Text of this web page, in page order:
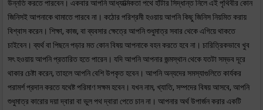
উন্নতি করতে পারবেন। একবার আপনি আধ্যাত্মিকতা পথে হাঁটার সিদ্ধান্ত নিলে এই পৃথিবীর কোন
জিনিসই আপনাকে থামাতে পারবে না। কঠোর পরিশ্রমী হওয়ায় আপনি কিছু জিনিস নিয়মিত করায়
বিশ্বাস করেন। শিক্ষা, কাজ, বা ব্যবসার ক্ষেত্রে আপনি শুধুমাত্র সবার থেকে এগিয়ে থাকতে
চাইবেন। ব্যর্থ বা পিছনে পড়ার মত কোন বিষয় আপনাকে বহন করতে হবে না। চারিত্রিকভাবে খুব
সৎ হওয়ায় আপনি প্রতারিত হতে পারেন। যদি আপনি আপনার জন্মস্থান থেকে যতটা সম্ভব দূরে
থাকার চেষ্টা করেন, তাহলে আপনি বেশি উপকৃত হবেন। আপনি অন্যদের সমস্যাগুলিতে কার্যকর
পরামর্শ প্রদান করতে যথেষ্ট পরিমাণ সক্ষম হবেন। যখন নাম, খ্যাতি, সম্পদের বিষয় আসবে, আপনি
শুধুমাত্র কারোর দয়া দ্বারা বা ভুল পথ দ্বারা পেতে চান না। আপনার অর্থ উপার্জন করার একটি